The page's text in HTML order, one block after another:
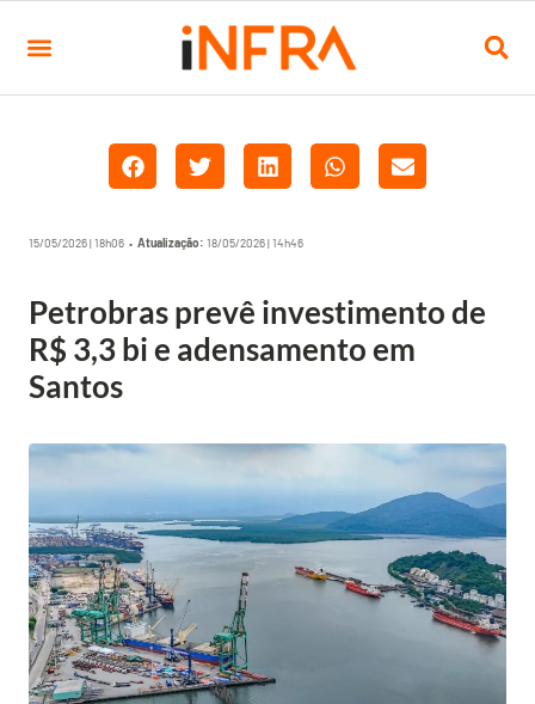
15/05/2026 | 18h06 • Atualização: 18/05/2026 | 14h46
Petrobras prevê investimento de
R$ 3,3 bi e adensamento em
Santos